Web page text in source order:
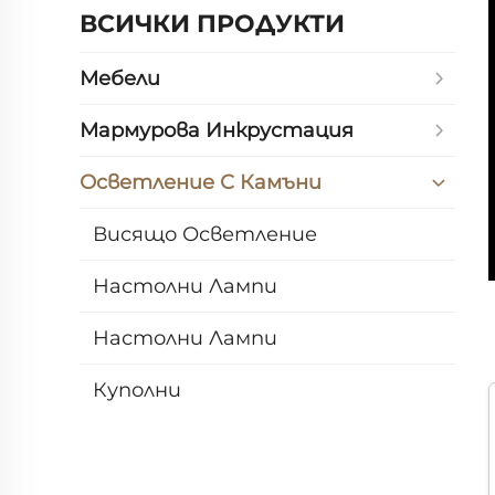
ВСИЧКИ ПРОДУКТИ
Мебели
Мармурова Инкрустация
Осветление С Камъни
Висящо Осветление
Настолни Лампи
Настолни Лампи
Куполни